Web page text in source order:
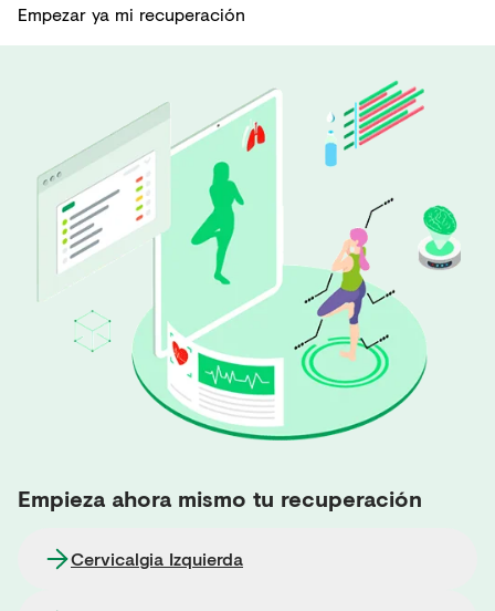
Empezar ya mi recuperación
Empieza ahora mismo tu recuperación
Cervicalgia Izquierda